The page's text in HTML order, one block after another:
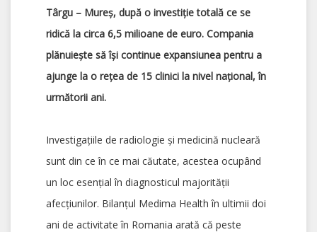
Târgu – Mureş, după o investiţie totală ce se
ridică la circa 6,5 milioane de euro. Compania
plănuiește să își continue expansiunea pentru a
ajunge la o rețea de 15 clinici la nivel național, în
următorii ani.
Investigațiile de radiologie și medicină nucleară
sunt din ce în ce mai căutate, acestea ocupând
un loc esențial în diagnosticul majorității
afecțiunilor. Bilanțul Medima Health în ultimii doi
ani de activitate în Romania arată că peste